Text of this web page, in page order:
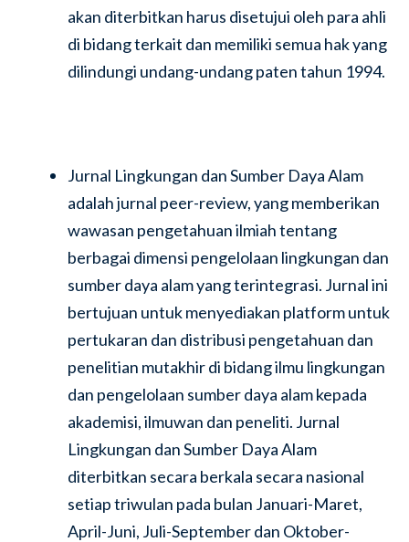
akan diterbitkan harus disetujui oleh para ahli
di bidang terkait dan memiliki semua hak yang
dilindungi undang-undang paten tahun 1994.
Jurnal Lingkungan dan Sumber Daya Alam
adalah jurnal peer-review, yang memberikan
wawasan pengetahuan ilmiah tentang
berbagai dimensi pengelolaan lingkungan dan
sumber daya alam yang terintegrasi. Jurnal ini
bertujuan untuk menyediakan platform untuk
pertukaran dan distribusi pengetahuan dan
penelitian mutakhir di bidang ilmu lingkungan
dan pengelolaan sumber daya alam kepada
akademisi, ilmuwan dan peneliti. Jurnal
Lingkungan dan Sumber Daya Alam
diterbitkan secara berkala secara nasional
setiap triwulan pada bulan Januari-Maret,
April-Juni, Juli-September dan Oktober-